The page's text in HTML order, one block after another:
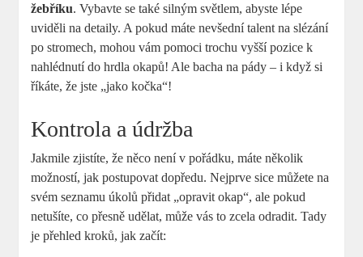
žebříku. Vybavte se také silným světlem, abyste lépe
uviděli na detaily. A pokud máte nevšední talent na slézání
po stromech, mohou vám pomoci trochu vyšší pozice k
nahlédnutí do hrdla okapů! Ale bacha na pády – i když si
říkáte, že jste „jako kočka“!
Kontrola a údržba
Jakmile zjistíte, že něco není v pořádku, máte několik
možností, jak postupovat dopředu. Nejprve sice můžete na
svém seznamu úkolů přidat „opravit okap“, ale pokud
netušíte, co přesně udělat, může vás to zcela odradit. Tady
je přehled kroků, jak začít: